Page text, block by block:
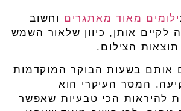
ילומים מאוד מאתגרים וחשוב
לקיים אותן, כיוון שלאור השמש
הצילום.
אותם בשעות הבוקר המוקדמות
המסר העיקרי הוא
להיראות הכי טבעיות שאפשר